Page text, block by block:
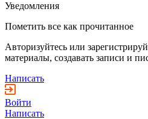
Уведомления
Пометить все как прочитанное
Авторизуйтесь или
материалы, создавать записи и
Написать
Войти
Написать